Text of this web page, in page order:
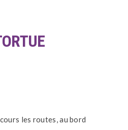
les routes, au bord